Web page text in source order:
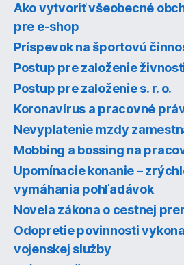
Ako vytvoriť všeobecné
pre e-shop
Príspevok na športovú
Postup pre založenie
Postup pre založenie s. r. o.
Koronavírus a pracovné
Nevyplatenie mzdy
Mobbing a bossing na
Upomínacie konanie –
vymáhania pohľadávok
Novela zákona o cestnej
Odopretie povinnosti
vojenskej služby